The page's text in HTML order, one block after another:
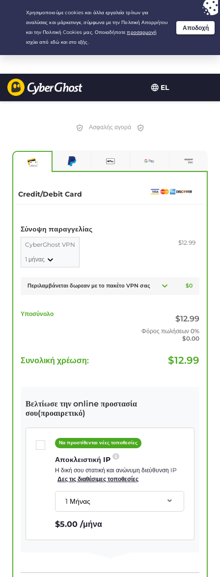
EL
Your choice:The Best Dealfor 2.1666666666667-years at $
/month
Ασφαλής αγορά
Credit/Debit Card
Σύνοψη παραγγελίας
CyberGhost VPN
1 μήνας
$12.99
Περιλαμβάνεται δωρεαν με το πακέτο VPN σας $0
Υποσύνολο
$12.99
Φόρος πωλήσεων 0%
$0.00
Συνολική χρέωση: $12.99
Βελτίωσε την online προστασία
σου(προαιρετικό)
Να προστίθενται νέες τοποθεσίες
Αποκλειστική IP
Η δική σου στατική και ανώνυμη διεύθυνση IP
Δες τις διαθέσιμες τοποθεσίες
1 Μήνας
$5.00 /μήνα